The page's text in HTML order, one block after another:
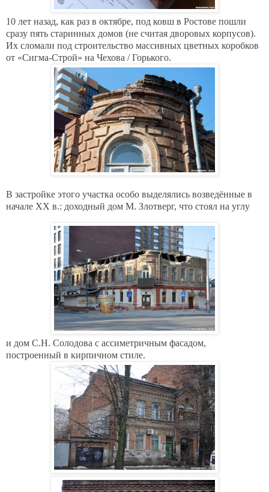
10 лет назад, как раз в октябре, под ковш в Ростове пошли
сразу пять старинных домов (не считая дворовых корпусов).
Их сломали под строительство массивных цветных коробков
от «Сигма-Строй» на Чехова / Горького.
В застройке этого участка особо выделялись возведённые в
начале XX в.: доходный дом М. Злотверг, что стоял на углу
и дом С.Н. Солодова с ассиметричным фасадом,
построенный в кирпичном стиле.